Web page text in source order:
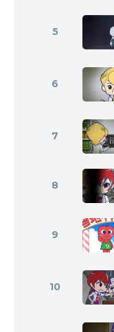
5
6
7
8
9
10